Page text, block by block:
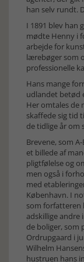
han selv rundt.
I 1891 blev han
mødte Henny i
arbejde for
lærebøger som
professionelle
Hans mange
udlandet betød
Her omtales de
skaffede sig tid
de tidlige år om
Brevene, som
et billede af
pligtfølelse og
men også i
med
København. I
som forfatteren
adskillige
de boliger,
Ordrupgaard i
Wilhelm
hustruen hans